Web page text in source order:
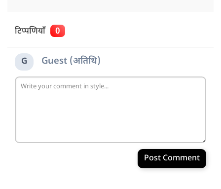
टिप्पणियाँ 0
G Guest (अतिथि)
Post Comment